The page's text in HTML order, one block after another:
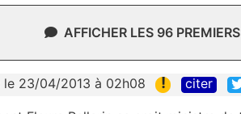
AFFICHER LES 96
le 23/04/2013 à 02h08 ! citer